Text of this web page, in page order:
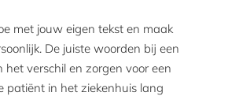
met jouw eigen tekst en maak
De juiste woorden bij een
het verschil en zorgen voor een
patiënt in het ziekenhuis lang